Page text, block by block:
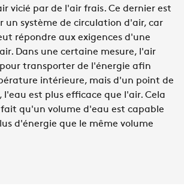
vicié par de l'air frais. Ce dernier est
un système de circulation d'air, car
répondre aux exigences d'une
Dans une certaine mesure, l'air
transporter de l'énergie afin
intérieure, mais d'un point de
l'eau est plus efficace que l'air. Cela
qu'un volume d'eau est capable
d'énergie que le même volume